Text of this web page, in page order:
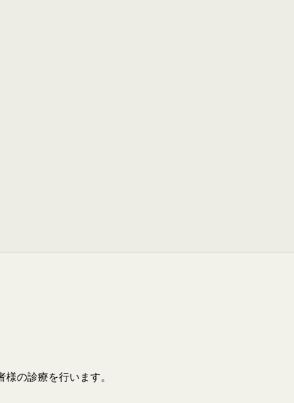
の診療を行います。